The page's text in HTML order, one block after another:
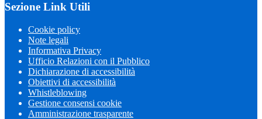
Sezione Link Utili
Cookie policy
Note legali
Informativa Privacy
Ufficio Relazioni con il Pubblico
Dichiarazione di accessibilità
Obiettivi di accessibilità
Whistleblowing
Gestione consensi cookie
Amministrazione trasparente